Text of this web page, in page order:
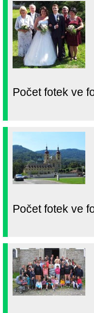
Počet fotek ve
Počet fotek ve